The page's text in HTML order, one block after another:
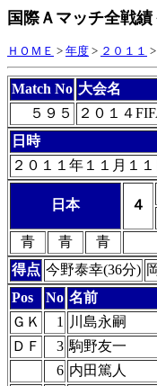
国際Ａマッチ全戦績
ＨＯＭＥ > 年度 > ２０１１ >
Match No 大会名
５９５
２０１４
日時
２０１１年１１月１
日本 ４
青
青 青
得点 今野泰幸(36分)
Pos
No 名前
ＧＫ
1 川島永嗣
ＤＦ
3 駒野友一
6 内田篤人